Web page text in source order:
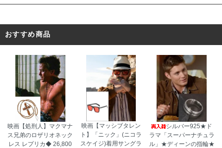
おすすめ商品
映画【処刑人】マクマナ
ス兄弟のロザリオネック
レス レプリカ◆ 26,800
映画【マッシブタレン
ト】「ニック」(ニコラ
スケイジ)着用サングラ
シルバー925★ド
ラマ「スーパーナチュラ
ル」★ディーンの指輪★